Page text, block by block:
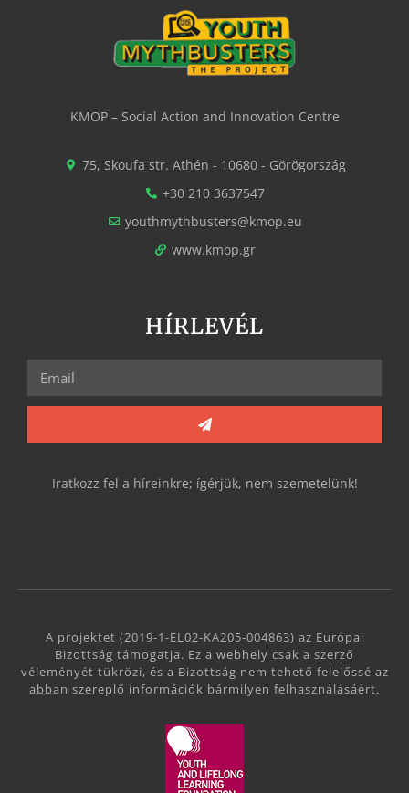
KMOP – Social Action and Innovation Centre
75, Skoufa str. Athén - 10680 - Görögország
+30 210 3637547
youthmythbusters@kmop.eu
www.kmop.gr
HÍRLEVÉL
Iratkozz fel a híreinkre; ígérjük, nem szemetelünk!
A projektet (2019-1-EL02-KA205-004863) az Európai
Bizottság támogatja. Ez a webhely csak a szerző
véleményét tükrözi, és a Bizottság nem tehető felelőssé az
abban szereplő információk bármilyen felhasználásáért.